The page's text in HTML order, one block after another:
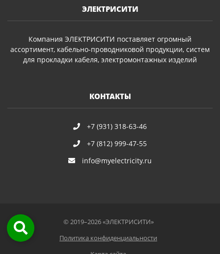
ЭЛЕКТРИСИТИ
Компания ЭЛЕКТРИСИТИ поставляет огромный
ассортимент, кабельно-проводниковой продукции, систем
для прокладки кабеля, электромонтажных изделий
КОНТАКТЫ
+7 (931) 318-63-46
+7 (812) 999-47-55
info@myelectricity.ru
© 2019–2026 «ЭЛЕКТРИСИТИ»
Политика конфиденциальности